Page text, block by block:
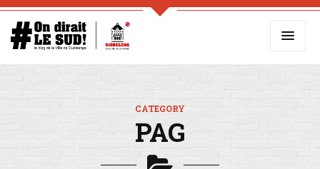
CATEGORY
PAG